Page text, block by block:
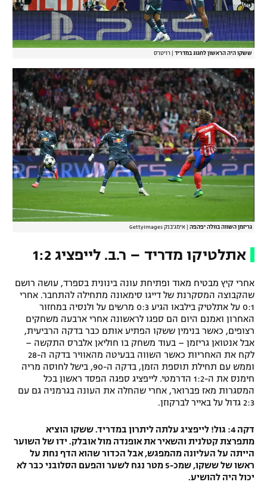
ששקו היה הראשון לחגוג במדריד רויטרס
גריזמן השווה בוולה יפהפה אימג'בנק GettyImages
אתלטיקו מדריד – ר.ב. לייפציג 1:2
אחרי קיץ מבטיח מאוד ופתיחת עונה בינונית בספרד, עושה רושם
שהקבוצה המסקרנת של דייגו סימאונה מתחילה להתחבר. אחרי
0:1 על אתלטיק בילבאו הגיע 0:3 מרשים על ולנסיה במחזור
האחרון ואמנם היום הם ספגו לראשונה אחרי ארבעה משחקים
רצופים, כאשר בנימין ששקו הפתיע אותם כבר בדקה הרביעית,
אבל אנטואן גריזמן – בעוד משחק בו חוליאן אלברס התקשה –
לקח את האחריות כאשר השווה בבעיטה מהאוויר בדקה ה-28
וממש עם תחילת תוספת הזמן, בדקה ה-90, בישל לחוסה מריה
חימנס את ה-1:2 הדרמטי. לייפציג ספגה הפסד ראשון בכל
המסגרות מאז פברואר, אחרי שהחלה את העונה בגרמניה גם עם
2:3 גדול על באייר לברקוזן.
דקה 4: גול! לייפציג עלתה ליתרון במדריד. ששקו הוציא
מתפרצת קטלנית והשאיר את אופנדה מול אובלק. ידו של השוער
הייתה על העליונה מהמפגש, אבל הכדור שהוא הדף נחת על
ראשו של ששקו, שמכ-5 מטר נגח לשער והפעם הסלובני כבר לא
יכול היה להושיע.